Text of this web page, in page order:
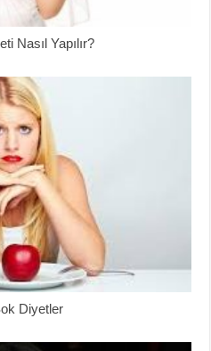
Nasıl Yapılır?
Diyetler